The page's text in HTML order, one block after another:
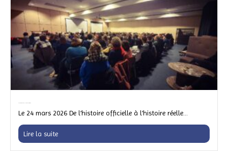
Le 24 mars 2026 De l’histoire officielle à l’histoire réelle...
Lire la suite